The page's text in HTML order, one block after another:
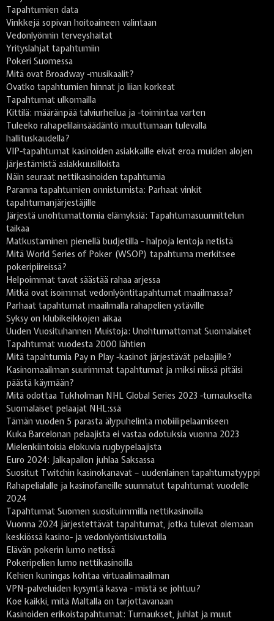
Tapahtumien data
Vinkkejä sopivan hoitoaineen valintaan
Vedonlyönnin terveyshaitat
Yrityslahjat tapahtumiin
Pokeri Suomessa
Mitä ovat Broadway -musikaalit?
Ovatko tapahtumien hinnat jo liian korkeat
Tapahtumat ulkomailla
Kittilä: määränpää talviurheilua ja -toimintaa varten
Tuleeko rahapelilainsäädäntö muuttumaan tulevalla
hallituskaudella?
VIP-tapahtumat kasinoiden asiakkaille eivät eroa muiden alojen
järjestämistä asiakkuusilloista
Näin seuraat nettikasinoiden tapahtumia
Paranna tapahtumien onnistumista: Parhaat vinkit
tapahtumanjärjestäjille
Järjestä unohtumattomia elämyksiä: Tapahtumasuunnittelun
taikaa
Matkustaminen pienellä budjetilla - halpoja lentoja netistä
Mitä World Series of Poker (WSOP) tapahtuma merkitsee
pokeripiireissä?
Helpoimmat tavat säästää rahaa arjessa
Mitkä ovat isoimmat vedonlyöntitapahtumat maailmassa?
Parhaat tapahtumat maailmalla rahapelien ystäville
Syksy on klubikeikkojen aikaa
Uuden Vuosituhannen Muistoja: Unohtumattomat Suomalaiset
Tapahtumat vuodesta 2000 lähtien
Mitä tapahtumia Pay n Play -kasinot järjestävät pelaajille?
Kasinomaailman suurimmat tapahtumat ja miksi niissä pitäisi
päästä käymään?
Mitä odottaa Tukholman NHL Global Series 2023 -turnaukselta
Suomalaiset pelaajat NHL:ssä
Tämän vuoden 5 parasta älypuhelinta mobiilipelaamiseen
Kuka Barcelonan pelaajista ei vastaa odotuksia vuonna 2023
Mielenkiintoisia elokuvia rugbypelaajista
Euro 2024: Jalkapallon juhlaa Saksassa
Suositut Twitchin kasinokanavat – uudenlainen tapahtumatyyppi
Rahapelialalle ja kasinofaneille suunnatut tapahtumat vuodelle
2024
Tapahtumat Suomen suosituimmilla nettikasinoilla
Vuonna 2024 järjestettävät tapahtumat, jotka tulevat olemaan
keskiössä kasino- ja vedonlyöntisivustoilla
Elävän pokerin lumo netissä
Pokeripelien lumo nettikasinoilla
Kehien kuningas kohtaa virtuaalimaailman
VPN-palveluiden kysyntä kasva - mistä se johtuu?
Koe kaikki, mitä Maltalla on tarjottavanaan
Kasinoiden erikoistapahtumat: Turnaukset, juhlat ja muut